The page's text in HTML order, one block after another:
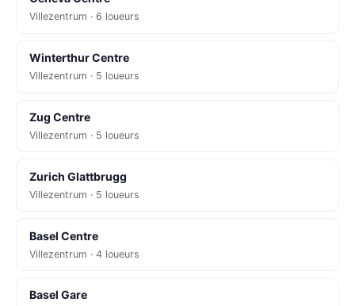
Villezentrum · 6 loueurs
Winterthur Centre
Villezentrum · 5 loueurs
Zug Centre
Villezentrum · 5 loueurs
Zurich Glattbrugg
Villezentrum · 5 loueurs
Basel Centre
Villezentrum · 4 loueurs
Basel Gare